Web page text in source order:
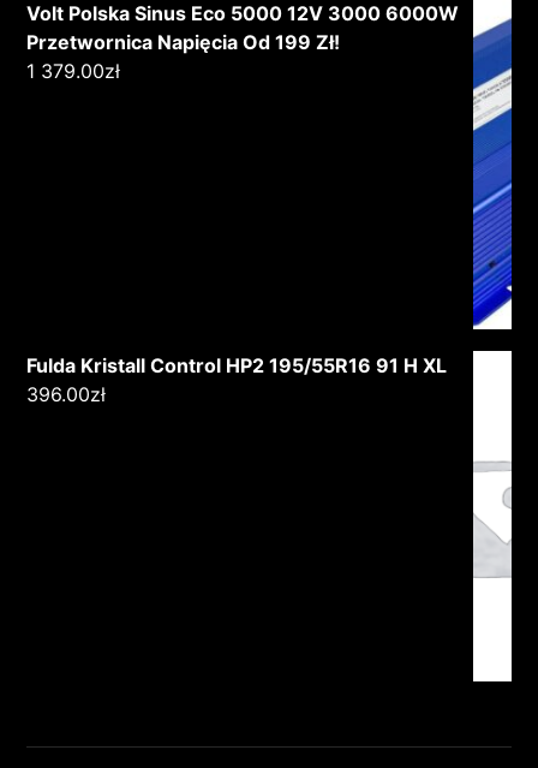
Volt Polska Sinus Eco 5000 12V 3000 6000W
Przetwornica Napięcia Od 199 Zł!
1 379.00zł
Fulda Kristall Control HP2 195/55R16 91 H XL
396.00zł